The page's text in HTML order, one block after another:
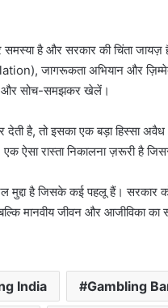
है और सरकार की चिंता जायज़
जागरूकता अभियान और
और सोच-समझकर खेलें।
है, तो इसका एक बड़ा हिस्सा अवैध
रास्ता निकालना ज़रूरी है
मुद्दा है जिसके कई पहलू हैं। सरकार
मानवीय जीवन और आजीविका
India Gambling